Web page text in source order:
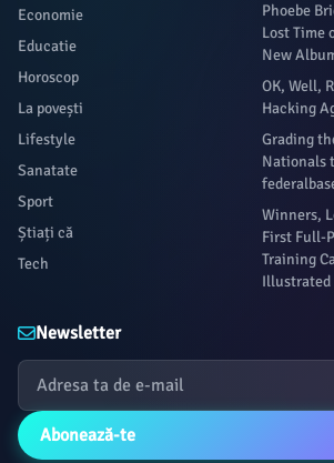
Economie
Educatie
Horoscop
La povești
Lifestyle
Sanatate
Sport
Știați că
Tech
Phoebe
Lost Time
New
OK, Well,
Hacking
Grading
Nationals
Winners,
First Full-
Training
Illustrated
Newsletter
Abonează-te